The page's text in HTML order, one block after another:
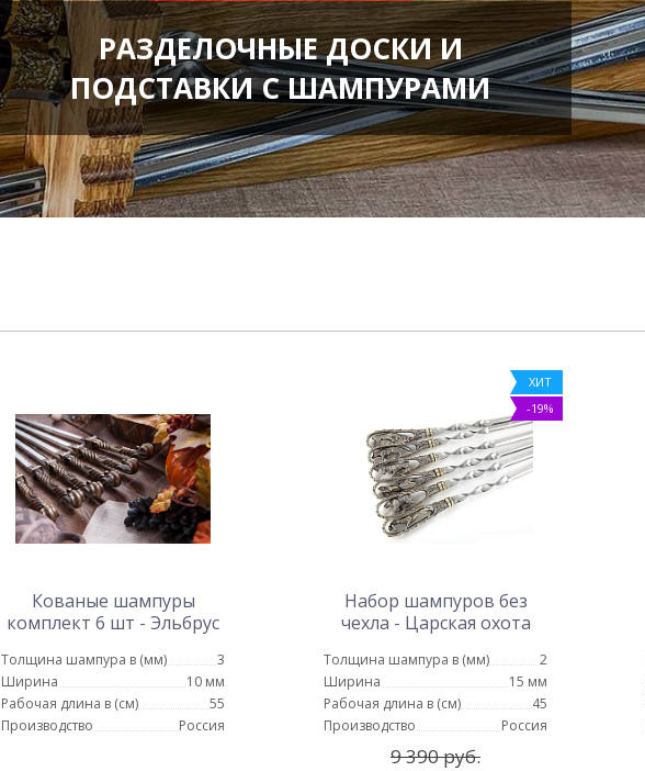
РАЗДЕЛОЧНЫЕ ДОСКИ И
ПОДСТАВКИ С ШАМПУРАМИ
Кованые шампуры
комплект 6 шт - Эльбрус
Толщина шампура в (мм)
3
Ширина
10 мм
Рабочая длина в (см)
55
Производство
Россия
ХИТ
-19%
Набор шампуров без
чехла - Царская охота
Толщина шампура в (мм)
2
Ширина
15 мм
Рабочая длина в (см)
45
Производство
Россия
9 390 руб.